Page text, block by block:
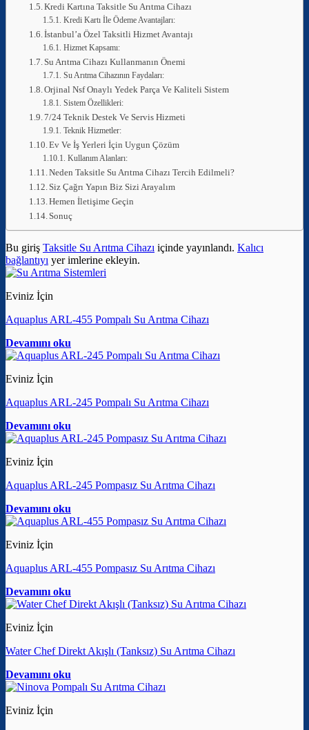
Kredi Kartına Taksitle Su Arıtma Cihazı
Kredi Kartı İle Ödeme Avantajları:
İstanbul’a Özel Taksitli Hizmet Avantajı
Hizmet Kapsamı:
Su Arıtma Cihazı Kullanmanın Önemi
Su Arıtma Cihazının Faydaları:
Orjinal Nsf Onaylı Yedek Parça Ve Kaliteli Sistem
Sistem Özellikleri:
7/24 Teknik Destek Ve Servis Hizmeti
Teknik Hizmetler:
Ev Ve İş Yerleri İçin Uygun Çözüm
Kullanım Alanları:
Neden Taksitle Su Arıtma Cihazı Tercih Edilmeli?
Siz Çağrı Yapın Biz Sizi Arayalım
Hemen İletişime Geçin
Sonuç
Bu giriş Taksitle Su Arıtma Cihazı içinde yayınlandı. Kalıcı
bağlantıyı yer imlerine ekleyin.
Eviniz İçin
Aquaplus ARL-455 Pompalı Su Arıtma Cihazı
Devamını oku
Eviniz İçin
Aquaplus ARL-245 Pompalı Su Arıtma Cihazı
Devamını oku
Eviniz İçin
Aquaplus ARL-245 Pompasız Su Arıtma Cihazı
Devamını oku
Eviniz İçin
Aquaplus ARL-455 Pompasız Su Arıtma Cihazı
Devamını oku
Eviniz İçin
Water Chef Direkt Akışlı (Tanksız) Su Arıtma Cihazı
Devamını oku
Eviniz İçin